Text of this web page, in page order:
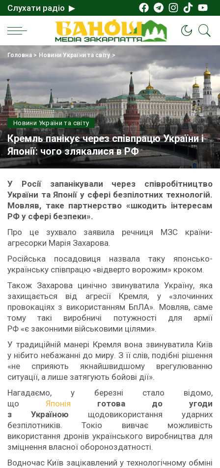
Слухати радіо ▶
Головна> Новини України та світу >
Новини України та світу
Кремль панікує через співпрацю України і
Японії: чого злякалися в РФ
У Росії запанікували через співробітництво
України та Японії у сфері безпілотних технологій.
Мовляв, таке партнерство «шкодить інтересам
РФ у сфері безпеки».
Про це зухвало заявила речниця МЗС країни-
агресорки Марія Захарова.
Російська посадовиця назвала таку японсько-
українську співпрацю «відверто ворожим» кроком.
Також Захарова цинічно звинуватила Україну, яка
захищається від агресії Кремля, у «злочинних
провокаціях з використанням БпЛА». Мовляв, саме
тому такі виробничі потужності для армії
РФ «є законними військовими цілями».
У традиційній манері Кремля вона звинуватила Київ
у нібито небажанні до миру. З її слів, подібні рішення
«не сприяють якнайшвидшому врегулюванню
ситуації, а лише затягують бойові дії».
Нагадаємо, у березні стало відомо,
що Японія готова до угоди
з Україною щодовикористання ударних
безпілотників. Токіо вивчає можливість
використання дронів українського виробництва для
зміцнення власної обороноздатності.
Водночас Київ зацікавлений у технологічному обміні